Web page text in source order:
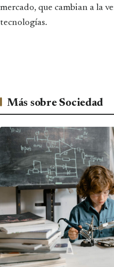
mercado, que cambian a la
tecnologías.
Más sobre Sociedad